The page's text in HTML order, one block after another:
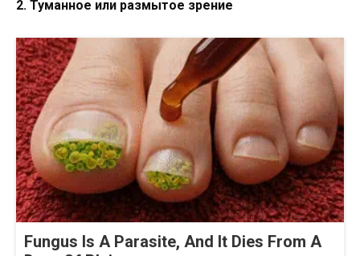
2. Туманное или размытое зрение
Fungus Is A Parasite, And It Dies From A